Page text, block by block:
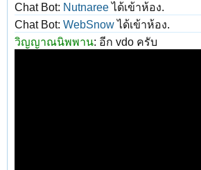
Chat Bot: Nutnareeได้เข้าห้อง.
Chat Bot: WebSnowได้เข้าห้อง.
วิญญาณนิพพาน: อีก vdo ครับ